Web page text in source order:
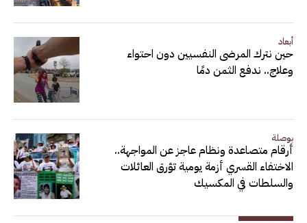
أبعاد
حين نترك المرضى النفسيين دون احتواء
وعلاج.. ندفع الثمن دمًا
بوصلة
أرقام متصاعدة ونظام عاجز عن المواجهة..
الاختفاء القسري أزمة يومية تؤرق العائلات
والسلطات في المكسيك